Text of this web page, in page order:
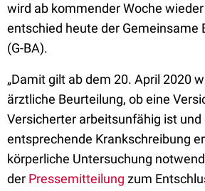
wird ab kommender Woche
entschied heute der Gemeinsame
(G-BA).
„Damit gilt ab dem 20. April 2020
ärztliche Beurteilung, ob eine
Versicherter arbeitsunfähig ist und
entsprechende Krankschreibung
körperliche Untersuchung
der Pressemitteilung zum